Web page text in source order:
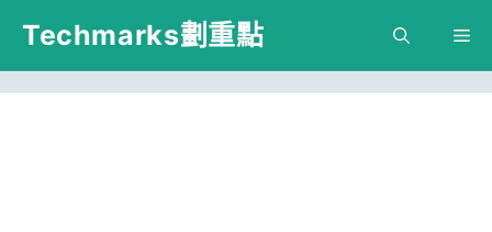
跳
主
Techmarks劃重點